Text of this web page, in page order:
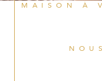
MAISON À